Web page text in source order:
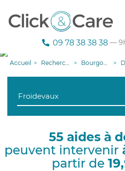
09 78 38 38 38 —
Accueil Recherche aide à domicile Bourgogne-Franche-Comté
55 aides à
peuvent intervenir
partir de